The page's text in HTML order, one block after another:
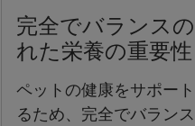
完全でバランス
れた栄養の重要性
ペットの健康をサポー
るため、完全でバラン